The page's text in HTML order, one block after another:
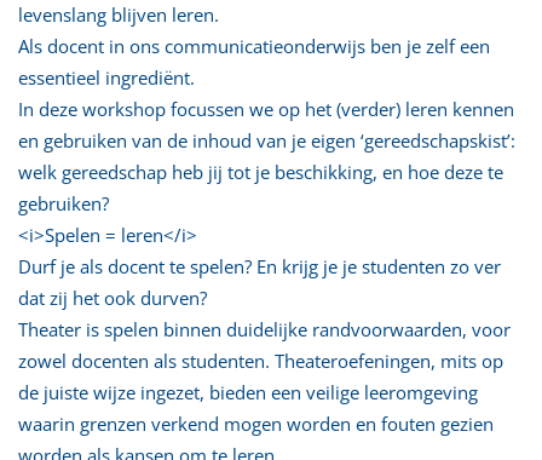
levenslang blijven leren.
Als docent in ons communicatieonderwijs ben je zelf een
essentieel ingrediënt.
In deze workshop focussen we op het (verder) leren kennen
en gebruiken van de inhoud van je eigen ‘gereedschapskist’:
welk gereedschap heb jij tot je beschikking, en hoe deze te
gebruiken?
<i>Spelen = leren</i>
Durf je als docent te spelen? En krijg je je studenten zo ver
dat zij het ook durven?
Theater is spelen binnen duidelijke randvoorwaarden, voor
zowel docenten als studenten. Theateroefeningen, mits op
de juiste wijze ingezet, bieden een veilige leeromgeving
waarin grenzen verkend mogen worden en fouten gezien
worden als kansen om te leren.